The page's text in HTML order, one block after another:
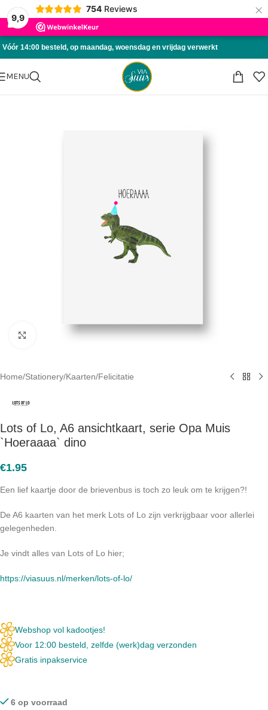
9,9
754 Reviews ×
Skip to navigation
Skip to main content
Vóór 14:00 besteld, op maandag, woensdag en vrijdag verwerkt
MENU
Click to enlarge
Home/Stationery/Kaarten/Felicitatie
Lots of Lo, A6 ansichtkaart, serie Opa Muis
`Hoeraaaa` dino
€1.95
Een lief kaartje door de brievenbus is toch zo leuk om te krijgen?!
De A6 kaarten van het merk Lots of Lo zijn verkrijgbaar voor allerlei
gelegenheden.
Je vindt alles van Lots of Lo hier;
https://viasuus.nl/merken/lots-of-lo/
Webshop vol kadootjes!
Voor 12:00 besteld, zelfde (werk)dag verzonden
Gratis inpakservice
6 op voorraad